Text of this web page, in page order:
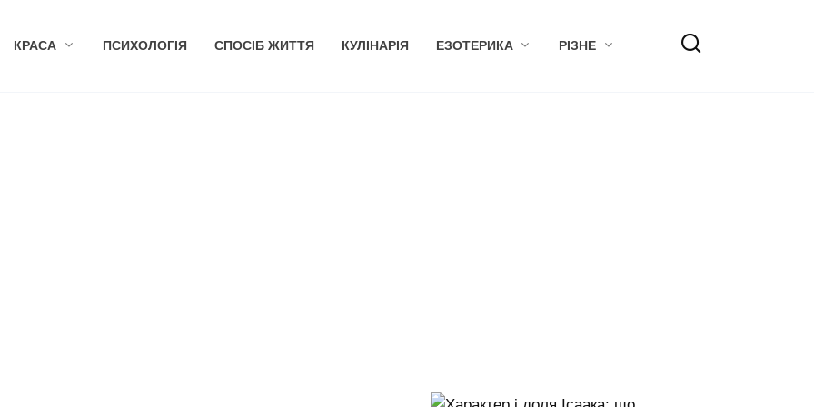
КРАСА ПСИХОЛОГІЯ СПОСІБ ЖИТТЯ КУЛІНАРІЯ ЕЗОТЕРИКА РІЗНЕ